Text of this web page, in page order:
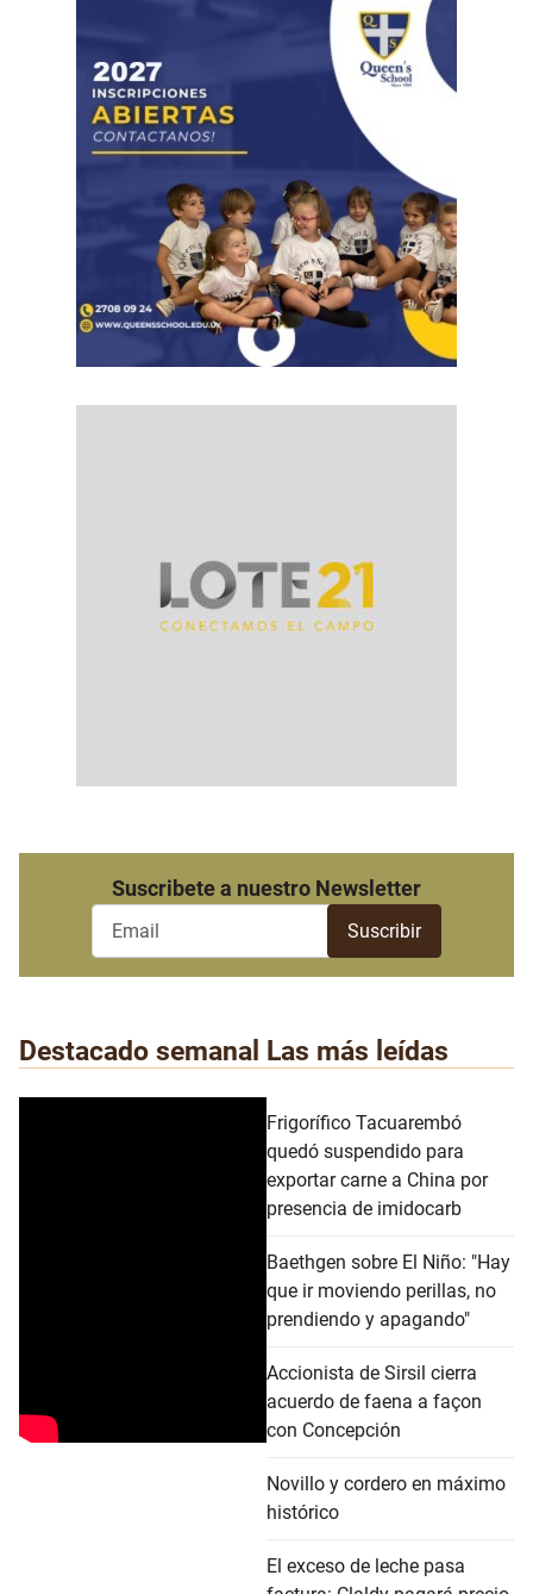
Suscribete a nuestro Newsletter
Destacado semanal Las más leídas
Frigorífico Tacuarembó
quedó suspendido para
exportar carne a China por
presencia de imidocarb
Baethgen sobre El Niño: "Hay
que ir moviendo perillas, no
prendiendo y apagando"
Accionista de Sirsil cierra
acuerdo de faena a façon
con Concepción
Novillo y cordero en máximo
histórico
El exceso de leche pasa